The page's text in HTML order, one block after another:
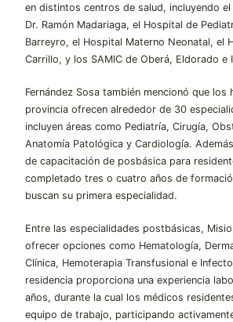
en distintos centros de salud, incluyendo
Dr. Ramón Madariaga, el Hospital de
Barreyro, el Hospital Materno Neonatal, el
Carrillo, y los SAMIC de Oberá, Eldorado e
Fernández Sosa también mencionó que los
provincia ofrecen alrededor de 30
incluyen áreas como Pediatría, Cirugía,
Anatomía Patológica y Cardiología.
de capacitación de posbásica para
completado tres o cuatro años de
buscan su primera especialidad.
Entre las especialidades postbásicas,
ofrecer opciones como Hematología,
Clínica, Hemoterapia Transfusional e
residencia proporciona una experiencia
años, durante la cual los médicos
equipo de trabajo, participando